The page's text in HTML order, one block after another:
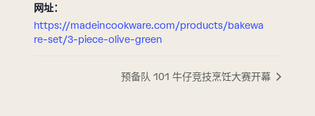
网址：
https://madeincookware.com/products/bakewa
re-set/3-piece-olive-green
预备队 101 牛仔竞技烹饪大赛开幕